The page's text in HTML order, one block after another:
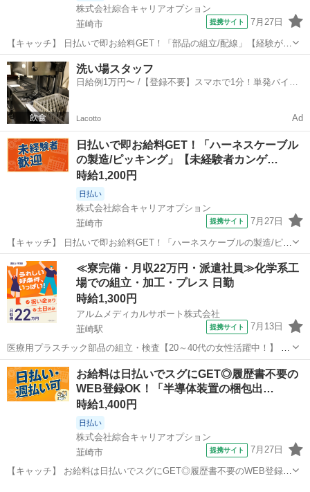
株式会社綜合キャリアオプション
韮崎市
提携サイト 7月27日
【キャッチ】 日払いで即お給料GET！「部品の組立/配線」【経験がな
くても大丈夫☆】残業もあるのでガッツリ稼げます！高時給1150円～
1200円！ 【コメント】 ＼大手人材派遣会社で働きませんか♪／ 「新し
い職場は不安・...
山梨 韮崎市 工場
洗い場スタッフ
日給例1万円〜 /【登録不要】スマホで1分！単発バイト
Lacotto Ad
日払いで即お給料GET！「ハーネスケーブル
の製造/ピッキング」【未経験者カンゲ…
時給1,200円
日払い
株式会社綜合キャリアオプション
韮崎市
提携サイト 7月27日
【キャッチ】 日払いで即お給料GET！「ハーネスケーブルの製造/ピッ
キング」【未経験者カンゲイ♪】女性スタッフさんも活躍中♪プライベ
ートも充実♪土日祝休！高時給1200円！ 【コメント】 弊社なら事前の
職場見学が多数！お仕...
山梨 韮崎市 仕分け
≪寮完備・月収22万円・派遣社員≫化学系工
場での組立・加工・プレス 日勤
時給1,300円
アルムメディカルサポート株式会社
韮崎駅
提携サイト 7月13日
医療用プラスチック部品の組立・検査【20～40代の女性活躍中！】 人
気の工場のお仕事 軽くて小さなプラスチック部品の組立・検査 （具体
的には） 軽い部品同士を組み合わせる「組立」 決まった作業の繰り返
し！ モクモクと集中...
山梨 韮崎市 韮崎駅 その他
お給料は日払いでスグにGET◎履歴書不要の
WEB登録OK！「半導体装置の梱包出…
時給1,400円
日払い
株式会社綜合キャリアオプション
韮崎市
提携サイト 7月27日
【キャッチ】 お給料は日払いでスグにGET◎履歴書不要のWEB登録